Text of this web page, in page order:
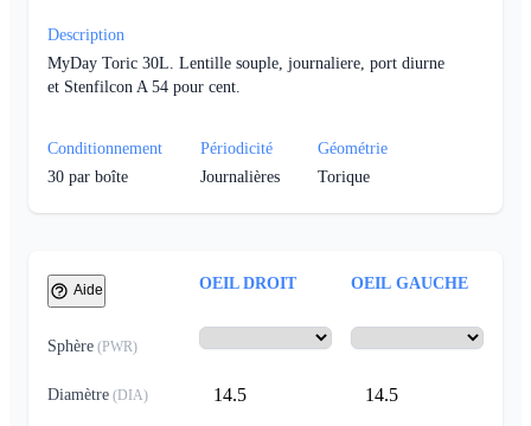
Description
MyDay Toric 30L. Lentille souple, journaliere, port diurne
et Stenfilcon A 54 pour cent.
Conditionnement
30 par boîte
Périodicité
Journalières
Géométrie
Torique
Aide OEIL DROIT OEIL GAUCHE
Sphère (PWR)
Diamètre (DIA) 14.5 14.5